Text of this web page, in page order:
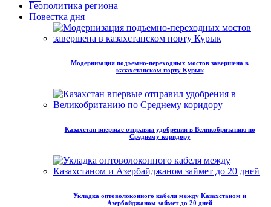
Геополитика региона
Повестка дня
Модернизация подъемно-переходных мостов завершена в
казахстанском порту Курык
Казахстан впервые отправил удобрения в Великобританию по
Среднему коридору
Укладка оптоволоконного кабеля между Казахстаном и
Азербайджаном займет до 20 дней